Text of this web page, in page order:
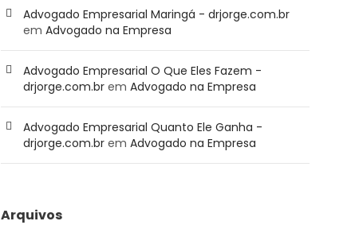
Advogado Empresarial Maringá - drjorge.com.br
emAdvogado na Empresa
Advogado Empresarial O Que Eles Fazem -
drjorge.com.br emAdvogado na Empresa
Advogado Empresarial Quanto Ele Ganha -
drjorge.com.br emAdvogado na Empresa
Arquivos